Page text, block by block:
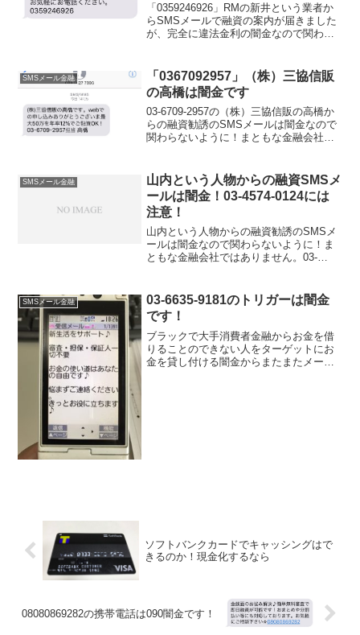
「0359246926」RMの新井という業者か
らSMSメールで融資の案内が届きました
が、完全に違法金利の闇金なので関わら
す。利息の相談も承ります。是非お気軽
にお電話く...
SMSメール金融
「0367092957」（株）三協信販
の高橋は闇金です
03-6709-2957の（株）三協信販の高橋か
らの融資勧誘のSMSメールは闇金なので
関わらないように！まともな金融会社で
いま最大50万円を年率12％でご融資OK！
0...
SMSメール金融
山内という人物からの融資SMSメ
ールは闇金！03-4574-0124には
注意！
山内という人物からの融資勧誘のSMSメ
ールは闇金なので関わらないように！ま
ともな金融会社ではありません。03-
クＯＫ！なんて書いていますが信じない
ように。電話...
SMSメール金融
03-6635-9181のトリガーは闇金
です！
ブラックで大手消費者金融からお金を借
りることのできない人をターゲットにお
金を貸し付ける闇金からまたまたメール
ソフトバンクカードでキャッシングはで
きるのか！現金化するなら
08080869282の携帯電話は090闇金です！